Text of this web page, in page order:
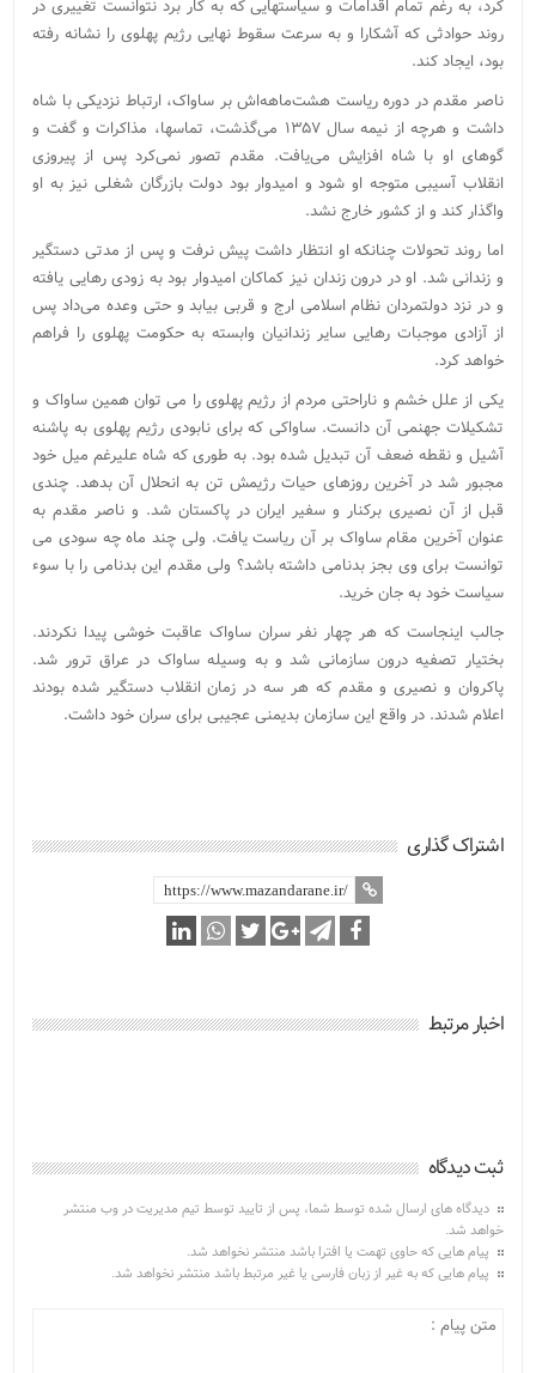
کرد، به رغم تمام اقدامات و سیاستهایی که به کار برد نتوانست تغییری در
روند حوادثی که آشکارا و به سرعت سقوط نهایی رژیم پهلوی را نشانه رفته
بود، ایجاد کند.
ناصر مقدم در دوره ریاست هشت‌ماهه‌اش بر ساواک، ارتباط نزدیکی با شاه
داشت و هرچه از نیمه سال ۱۳۵۷ می‌گذشت، تماسها، مذاکرات و گفت و
گوهای او با شاه افزایش می‌یافت. مقدم تصور نمی‌کرد پس از پیروزی
انقلاب آسیبی متوجه او شود و امیدوار بود دولت بازرگان شغلی نیز به او
واگذار کند و از کشور خارج نشد.
اما روند تحولات چنانکه او انتظار داشت پیش نرفت و پس از مدتی دستگیر
و زندانی شد. او در درون زندان نیز کماکان امیدوار بود به زودی رهایی یافته
و در نزد دولتمردان نظام اسلامی ارج و قربی بیابد و حتی وعده می‌داد پس
از آزادی موجبات رهایی سایر زندانیان وابسته به حکومت پهلوی را فراهم
خواهد کرد.
یکی از علل خشم و ناراحتی مردم از رژیم پهلوی را می توان همین ساواک و
تشکیلات جهنمی آن دانست. ساواکی که برای نابودی رژیم پهلوی به پاشنه
آشیل و نقطه ضعف آن تبدیل شده بود. به طوری که شاه علیرغم میل خود
مجبور شد در آخرین روزهای حیات رژیمش تن به انحلال آن بدهد. چندی
قبل از آن نصیری برکنار و سفیر ایران در پاکستان شد. و ناصر مقدم به
عنوان آخرین مقام ساواک بر آن ریاست یافت. ولی چند ماه چه سودی می
توانست برای وی بجز بدنامی داشته باشد؟ ولی مقدم این بدنامی را با سوء
سیاست خود به جان خرید.
جالب اینجاست که هر چهار نفر سران ساواک عاقبت خوشی پیدا نکردند.
بختیار تصفیه درون سازمانی شد و به وسیله ساواک در عراق ترور شد.
پاکروان و نصیری و مقدم که هر سه در زمان انقلاب دستگیر شده بودند
اعلام شدند. در واقع این سازمان بدیمنی عجیبی برای سران خود داشت.
اشتراک گذاری
اخبار مرتبط
ثبت دیدگاه
دیدگاه های ارسال شده توسط شما، پس از تایید توسط تیم مدیریت در وب منتشر
خواهد شد.
پیام هایی که حاوی تهمت یا افترا باشد منتشر نخواهد شد.
پیام هایی که به غیر از زبان فارسی یا غیر مرتبط باشد منتشر نخواهد شد.